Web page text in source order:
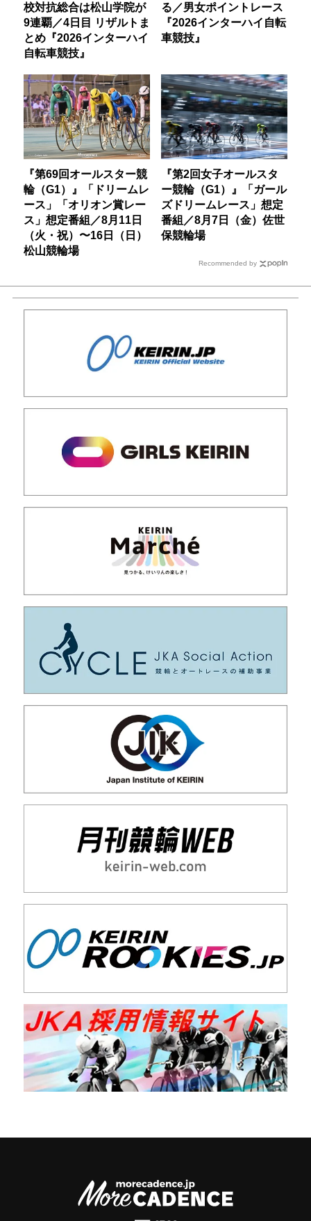
校対抗総合は松山学院が
9連覇／4日目 リザルトま
とめ『2026インターハイ
自転車競技』
る／男女ポイントレース
『2026インターハイ自転
車競技』
『第69回オールスター競
輪（G1）』「ドリームレ
ース」「オリオン賞レー
ス」想定番組／8月11日
（火・祝）〜16日（日）
松山競輪場
『第2回女子オールスタ
ー競輪（G1）』「ガール
ズドリームレース」想定
番組／8月7日（金）佐世
保競輪場
Recommended by